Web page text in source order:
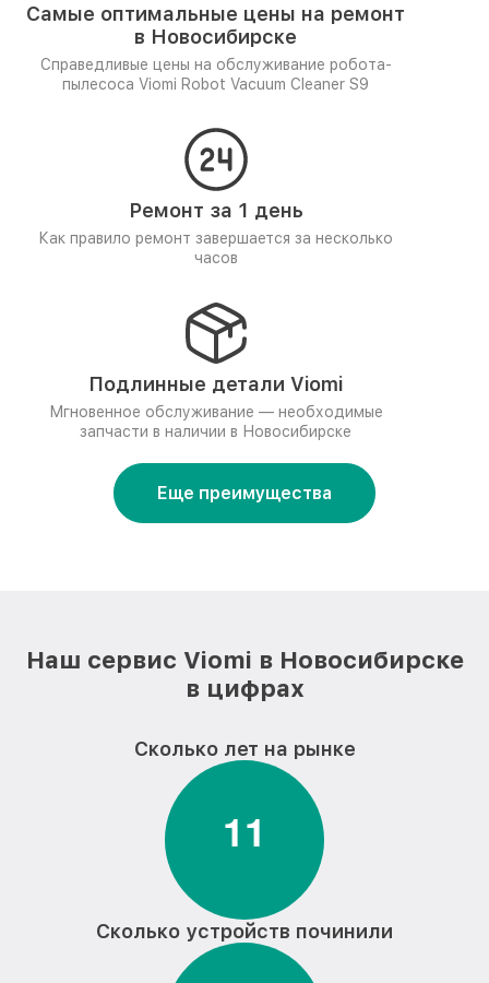
Самые оптимальные цены на ремонт
в Новосибирске
Справедливые цены на обслуживание робота-
пылесоса Viomi Robot Vacuum Cleaner S9
Ремонт за 1 день
Как правило ремонт завершается за несколько
часов
Подлинные детали Viomi
Мгновенное обслуживание — необходимые
запчасти в наличии в Новосибирске
Еще преимущества
Наш сервис Viomi в Новосибирске
в цифрах
Сколько лет на рынке
11
Сколько устройств починили